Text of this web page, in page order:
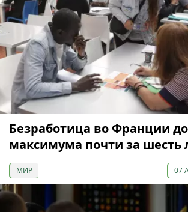
Безработица во Франции
максимума почти за шесть
МИР 07